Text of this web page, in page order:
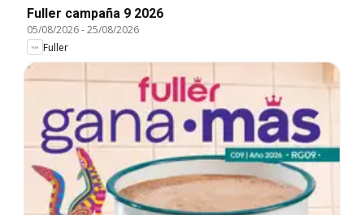
Fuller campaña 9 2026
05/08/2026-25/08/2026
Fuller